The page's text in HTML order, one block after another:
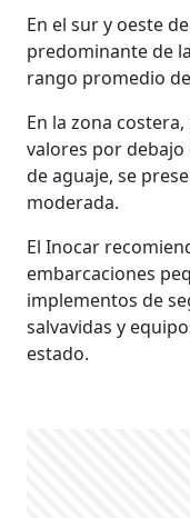
En el sur y oeste
predominante de
rango promedio
En la zona
valores por debajo
de aguaje, se
moderada.
El Inocar
embarcaciones
implementos de
salvavidas y
estado.